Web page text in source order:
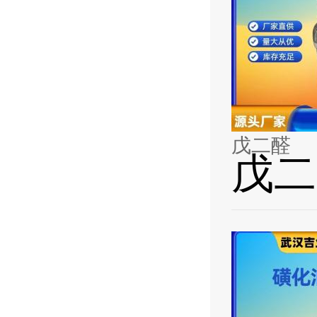
戊二醛
戊